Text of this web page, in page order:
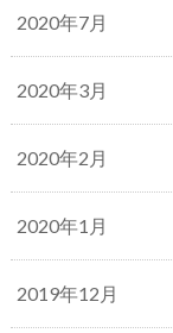
2020年7月
2020年3月
2020年2月
2020年1月
2019年12月